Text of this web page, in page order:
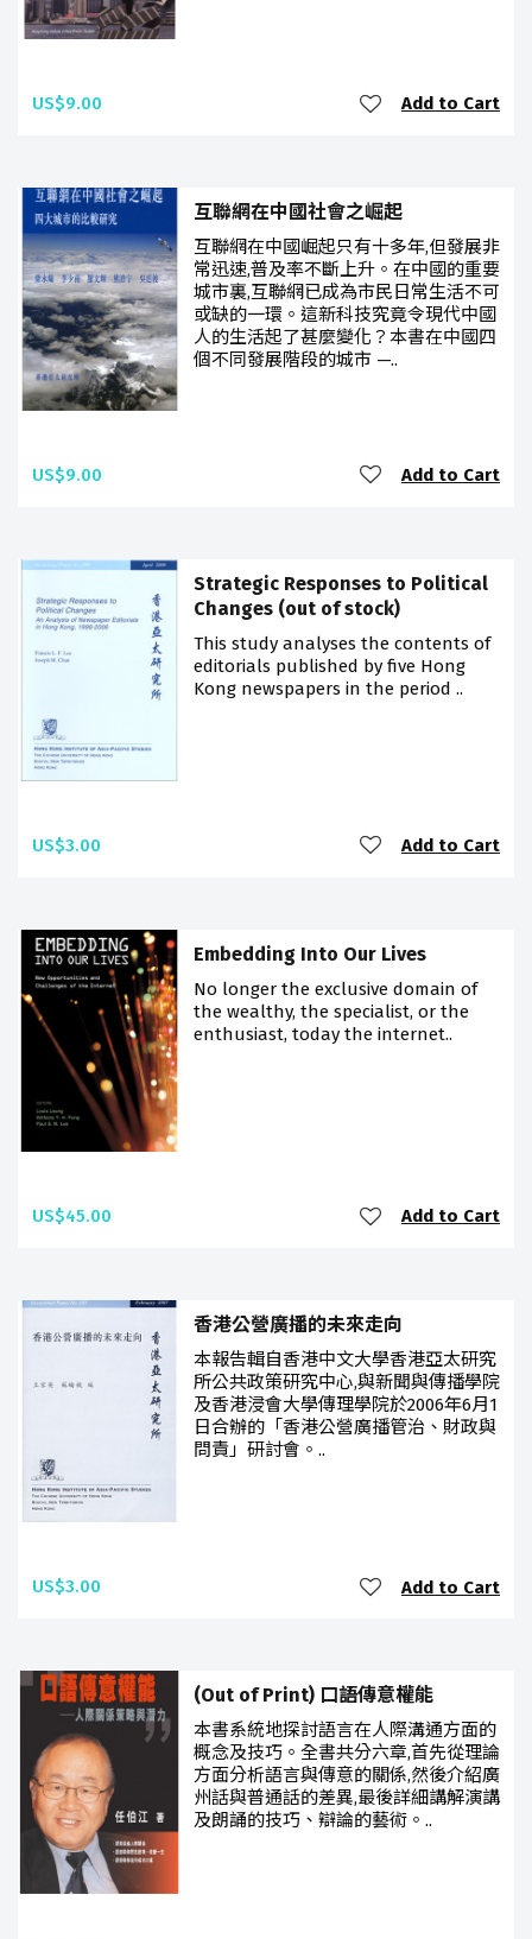
US$9.00 Add to Cart
互聯網在中國社會之崛起
互聯網在中國崛起只有十多年,但發展非
常迅速,普及率不斷上升。在中國的重要
城市裏,互聯網已成為市民日常生活不可
或缺的一環。這新科技究竟令現代中國
人的生活起了甚麼變化？本書在中國四
個不同發展階段的城市 —..
US$9.00 Add to Cart
Strategic Responses to Political
Changes (out of stock)
This study analyses the contents of
editorials published by five Hong
Kong newspapers in the period ..
US$3.00 Add to Cart
Embedding Into Our Lives
No longer the exclusive domain of
the wealthy, the specialist, or the
enthusiast, today the internet..
US$45.00 Add to Cart
香港公營廣播的未來走向
本報告輯自香港中文大學香港亞太研究
所公共政策研究中心,與新聞與傳播學院
及香港浸會大學傳理學院於2006年6月1
日合辦的「香港公營廣播管治、財政與
問責」研討會。..
US$3.00 Add to Cart
(Out of Print) 口語傳意權能
本書系統地探討語言在人際溝通方面的
概念及技巧。全書共分六章,首先從理論
方面分析語言與傳意的關係,然後介紹廣
州話與普通話的差異,最後詳細講解演講
及朗誦的技巧、辯論的藝術。..